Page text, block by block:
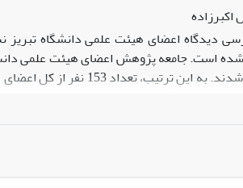
دیدگاه اعضای هیئت علمی دانشگاه
طبق‌های نسبتی به‌عنوان
پژوهش‌های‌شان تفاوت معناداری وجود دارد.
«صنعت»، «محیط زیست»، «آموزش»،
کاری اعضای هیئت علمی با